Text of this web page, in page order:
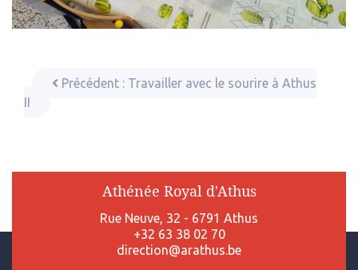
Précédent : Travailler avec le sourire à Athus
II
Athénée Royal d'Athus
Rue Neuve, 32 - 6791 Athus
+32 63 38 02 70
direction@arathus.be